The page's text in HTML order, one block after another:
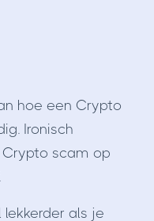
hoe een Crypto
Ironisch
scam op
als je